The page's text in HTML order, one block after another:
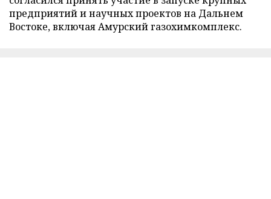
предприятий и научных проектов на Дальнем
Востоке, включая Амурский газохимкомплекс.